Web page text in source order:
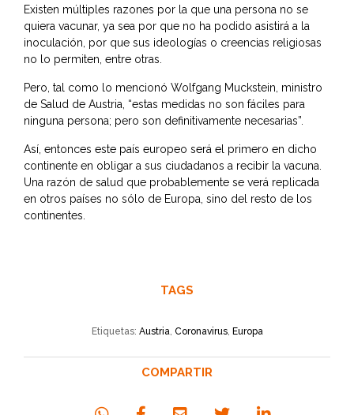
Existen múltiples razones por la que una persona no se
quiera vacunar, ya sea por que no ha podido asistirá a la
inoculación, por que sus ideologías o creencias religiosas
no lo permiten, entre otras.
Pero, tal como lo mencionó Wolfgang Muckstein, ministro
de Salud de Austria, “estas medidas no son fáciles para
ninguna persona; pero son definitivamente necesarias”.
Así, entonces este país europeo será el primero en dicho
continente en obligar a sus ciudadanos a recibir la vacuna.
Una razón de salud que probablemente se verá replicada
en otros países no sólo de Europa, sino del resto de los
continentes.
TAGS
Etiquetas: Austria Coronavirus, Europa
COMPARTIR